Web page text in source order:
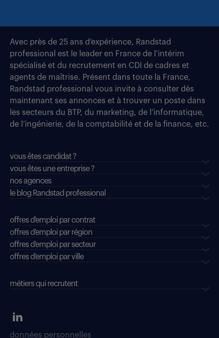
Avec près de 25 ans d’expérience, Randstad
professional est le leader en France de l’intérim
spécialisé et du recrutement en CDI de cadres et
agents de maîtrise. Présent dans toute la France,
Randstad professional vous invite à consulter dès
maintenant ses annonces et à trouver un poste dans
les secteurs du BTP, du marketing, de l’informatique,
de l’ingénierie, de la comptabilité et de la finance, etc.
vous êtes candidat ?
vous êtes une entreprise ?
nos agences
le blog Randstad professional
offres d'emploi par contrat
offres d'emploi par région
offres d'emploi par secteur
offres d’emploi par ville
métiers qui recrutent
données personnelles